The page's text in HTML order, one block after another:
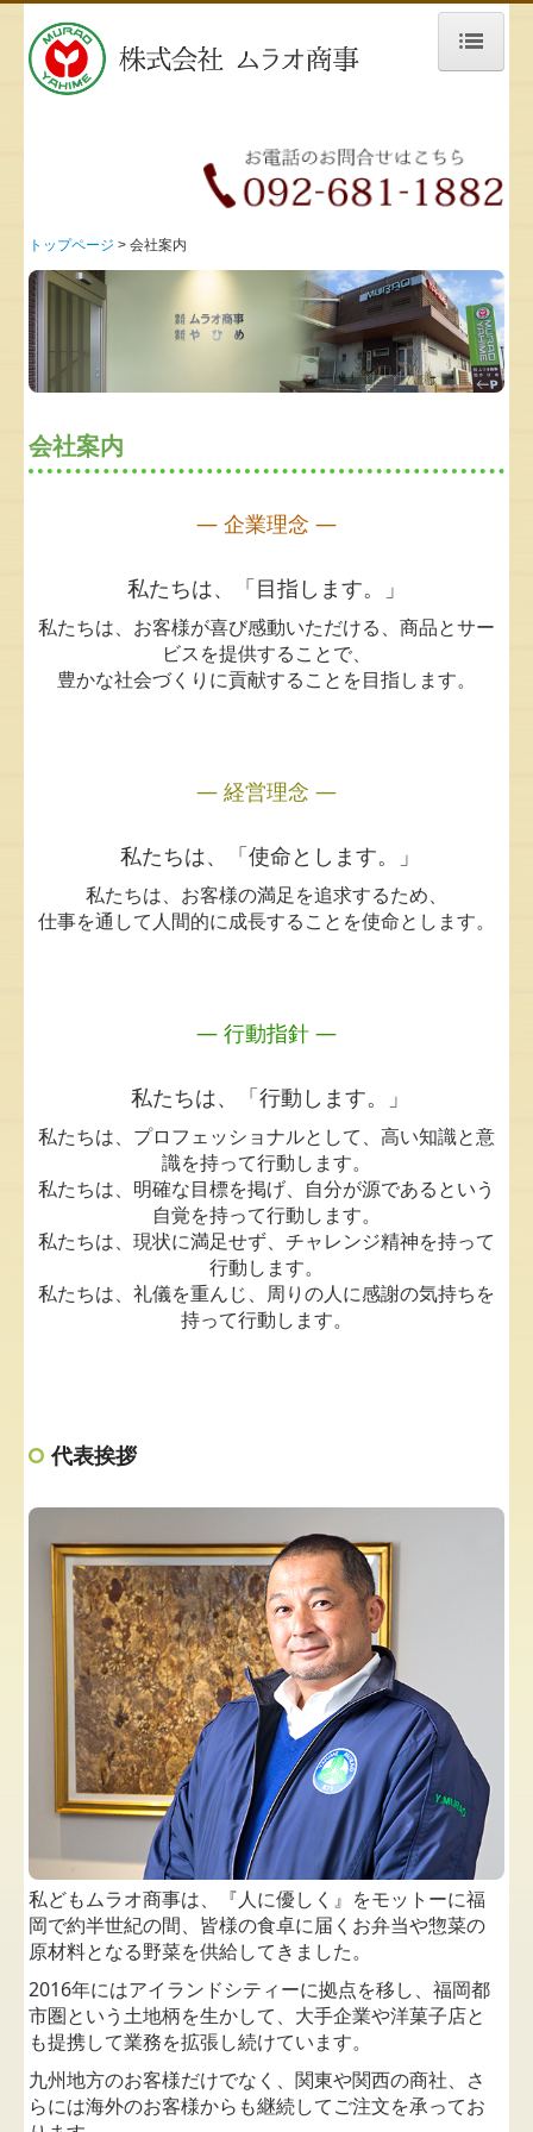
トップページ
ムラオ商事のこだわり
仕入担当の方へ
取扱食品
果物
品質管理
いちご 産地視察報告
お知らせ
生産者のご紹介
よくあるご質問
トップページ 会社案内
会社案内
― 企業理念 ―
私たちは、「目指します。」
私たちは、お客様が喜び感動いただける、商品とサー
ビスを提供することで、
豊かな社会づくりに貢献することを目指します。
― 経営理念 ―
私たちは、「使命とします。」
私たちは、お客様の満足を追求するため、
仕事を通して人間的に成長することを使命とします。
― 行動指針 ―
私たちは、「行動します。」
私たちは、プロフェッショナルとして、高い知識と意
識を持って行動します。
私たちは、明確な目標を掲げ、自分が源であるという
自覚を持って行動します。
私たちは、現状に満足せず、チャレンジ精神を持って
行動します。
私たちは、礼儀を重んじ、周りの人に感謝の気持ちを
持って行動します。
代表挨拶
私どもムラオ商事は、『人に優しく』をモットーに福
岡で約半世紀の間、皆様の食卓に届くお弁当や惣菜の
原材料となる野菜を供給してきました。
2016年にはアイランドシティーに拠点を移し、福岡都
市圏という土地柄を生かして、大手企業や洋菓子店と
も提携して業務を拡張し続けています。
九州地方のお客様だけでなく、関東や関西の商社、さ
らには海外のお客様からも継続してご注文を承ってお